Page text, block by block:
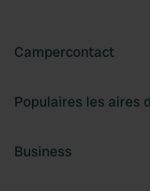
Campercontact
Populaires les aires
Business